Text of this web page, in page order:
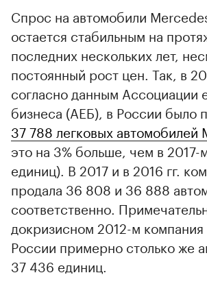
Спрос на автомобили
остается стабильным на
последних нескольких лет,
постоянный рост цен. Так, в
согласно данным Ассоциации
бизнеса (АЕБ), в России было
37 788 легковых автомобилей
это на 3% больше, чем в
единиц). В 2017 и в 2016 гг.
продала 36 808 и 36 888
соответственно.
докризисном 2012-м компания
России примерно столько же
37 436 единиц.